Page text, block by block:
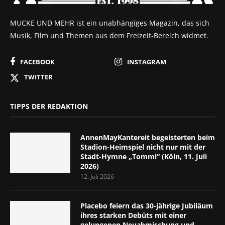
MUCKE UND MEHR ist ein unabhängiges Magazin, das sich
Musik, Film und Themen aus dem Freizeit-Bereich widmet.
FACEBOOK
INSTAGRAM
TWITTER
TIPPS DER REDAKTION
AnnenMayKantereit begeisterten beim
Stadion-Heimspiel nicht nur mit der
Stadt-Hymne „Tommi“ (Köln, 11. Juli
2026)
12. Juli 2026
Placebo feiern das 30-jährige Jubiläum
ihres starken Debüts mit einer